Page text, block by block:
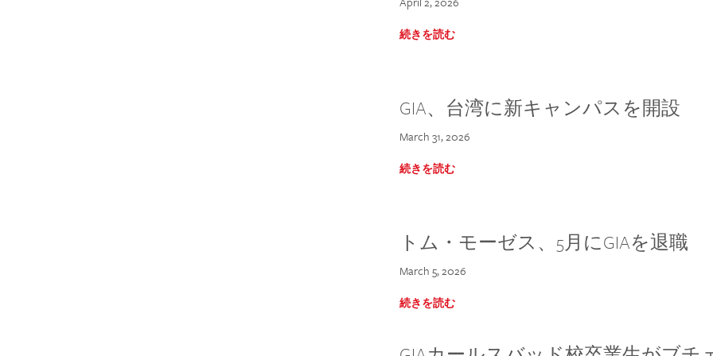
続きを読む
GIA、台湾に新キャンパスを開設
March 31, 2026
続きを読む
トム・モーゼス、5月にGIAを退職
March 5, 2026
続きを読む